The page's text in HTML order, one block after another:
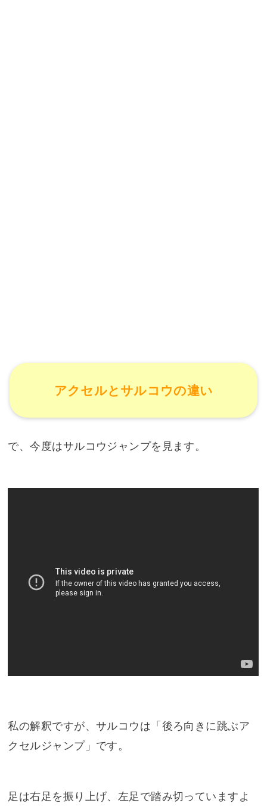
アクセルとサルコウの違い
で、今度はサルコウジャンプを見ます。
私の解釈ですが、サルコウは「後ろ向きに跳ぶア
クセルジャンプ」です。
足は右足を振り上げ、左足で踏み切っていますよ